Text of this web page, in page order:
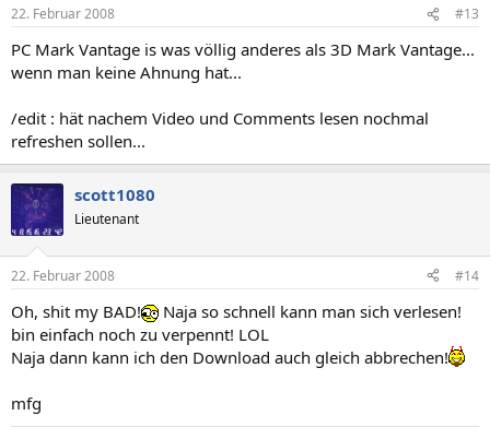
22. Februar 2008 #13
PC Mark Vantage is was völlig anderes als 3D Mark Vantage...
wenn man keine Ahnung hat...
/edit : hät nachem Video und Comments lesen nochmal
refreshen sollen...
scott1080
Lieutenant
22. Februar 2008 #14
Oh, shit my BAD!
Naja so schnell kann man sich verlesen!
bin einfach noch zu verpennt! LOL
Naja dann kann ich den Download auch gleich abbrechen!
mfg